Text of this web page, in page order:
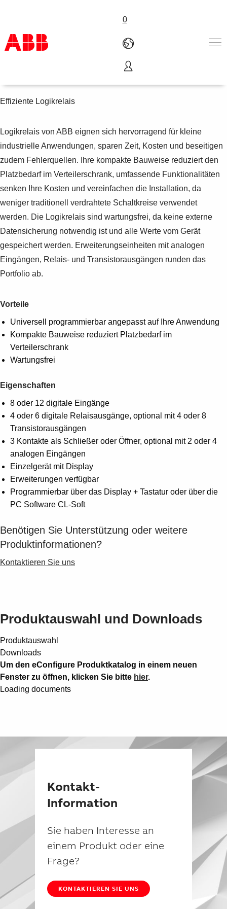
0
Produkte und Leistungen
Where to buy
Contact us
Karriere
Suggestions
Products
See more products
Shopping list preview
Effiziente Logikrelais
Logikrelais von ABB eignen sich hervorragend für kleine
industrielle Anwendungen, sparen Zeit, Kosten und beseitigen
zudem Fehlerquellen. Ihre kompakte Bauweise reduziert den
Platzbedarf im Verteilerschrank, umfassende Funktionalitäten
senken Ihre Kosten und vereinfachen die Installation, da
weniger traditionell verdrahtete Schaltkreise verwendet
werden. Die Logikrelais sind wartungsfrei, da keine externe
Datensicherung notwendig ist und alle Werte vom Gerät
gespeichert werden. Erweiterungseinheiten mit analogen
Eingängen, Relais- und Transistorausgängen runden das
Portfolio ab.
Vorteile
Universell programmierbar angepasst auf Ihre Anwendung
Kompakte Bauweise reduziert Platzbedarf im
Verteilerschrank
Wartungsfrei
Eigenschaften
8 oder 12 digitale Eingänge
4 oder 6 digitale Relaisausgänge, optional mit 4 oder 8
Transistorausgängen
3 Kontakte als Schließer oder Öffner, optional mit 2 oder 4
analogen Eingängen
Einzelgerät mit Display
Erweiterungen verfügbar
Programmierbar über das Display + Tastatur oder über die
PC Software CL-Soft
Benötigen Sie Unterstützung oder weitere
Produktinformationen?
Kontaktieren Sie uns
Produktauswahl und Downloads
Produktauswahl
Downloads
Um den eConfigure Produktkatalog in einem neuen
Fenster zu öffnen, klicken Sie bitte hier.
Loading documents
Kontakt-
Information
Sie haben Interesse an
einem Produkt oder eine
Frage?
KONTAKTIEREN SIE UNS